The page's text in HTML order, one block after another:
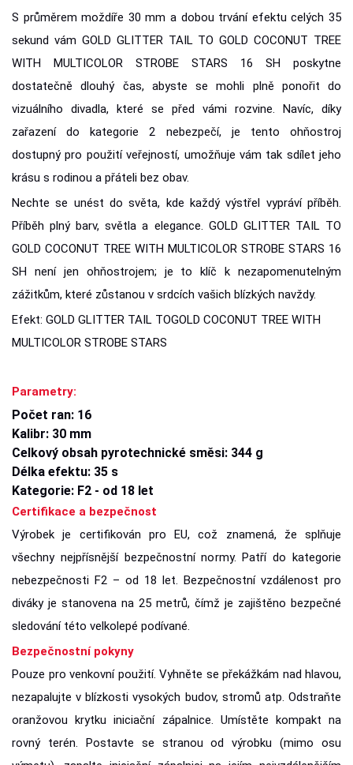
S průměrem moždíře 30 mm a dobou trvání efektu celých 35
sekund vám GOLD GLITTER TAIL TO GOLD COCONUT TREE
WITH MULTICOLOR STROBE STARS 16 SH poskytne
dostatečně dlouhý čas, abyste se mohli plně ponořit do
vizuálního divadla, které se před vámi rozvine. Navíc, díky
zařazení do kategorie 2 nebezpečí, je tento ohňostroj
dostupný pro použití veřejností, umožňuje vám tak sdílet jeho
krásu s rodinou a přáteli bez obav.
Nechte se unést do světa, kde každý výstřel vypráví příběh.
Příběh plný barv, světla a elegance. GOLD GLITTER TAIL TO
GOLD COCONUT TREE WITH MULTICOLOR STROBE STARS 16
SH není jen ohňostrojem; je to klíč k nezapomenutelným
zážitkům, které zůstanou v srdcích vašich blízkých navždy.
Efekt: GOLD GLITTER TAIL TOGOLD COCONUT TREE WITH
MULTICOLOR STROBE STARS
Parametry:
Počet ran: 16
Kalibr: 30 mm
Celkový obsah pyrotechnické směsi: 344 g
Délka efektu: 35 s
Kategorie: F2 - od 18 let
Certifikace a bezpečnost
Výrobek je certifikován pro EU, což znamená, že splňuje
všechny nejpřísnější bezpečnostní normy. Patří do kategorie
nebezpečnosti F2 – od 18 let. Bezpečnostní vzdálenost pro
diváky je stanovena na 25 metrů, čímž je zajištěno bezpečné
sledování této velkolepé podívané.
Bezpečnostní pokyny
Pouze pro venkovní použití. Vyhněte se překážkám nad hlavou,
nezapalujte v blízkosti vysokých budov, stromů atp. Odstraňte
oranžovou krytku iniciační zápalnice. Umístěte kompakt na
rovný terén. Postavte se stranou od výrobku (mimo osu